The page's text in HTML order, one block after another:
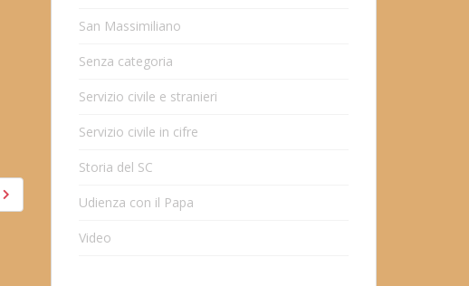
San Massimiliano
Senza categoria
Servizio civile e stranieri
Servizio civile in cifre
Storia del SC
Udienza con il Papa
Video